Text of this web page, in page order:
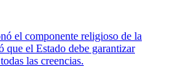
el componente religioso de la
que el Estado debe garantizar
las creencias.